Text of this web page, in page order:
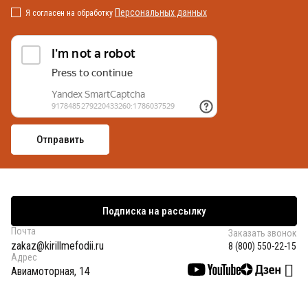
Я согласен на обработку Персональных данных
Подписка на рассылку
Почта
zakaz@kirillmefodii.ru
Заказать звонок
8 (800) 550-22-15
Адрес
Авиамоторная, 14